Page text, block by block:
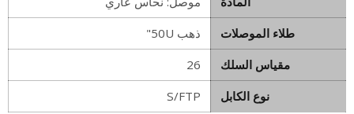
طلاء الموصلات
ذهب 50U"
مقياس السلك
26
نوع الكابل
S/FTP